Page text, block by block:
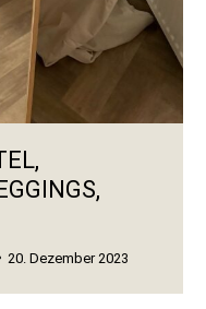
20. Dezember 2023